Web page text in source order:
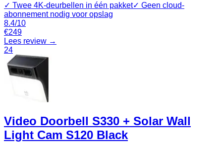
✓ Twee 4K-deurbellen in één pakket✓ Geen cloud-
abonnement nodig voor opslag
8.4/10
€249
Lees review →
24
Video Doorbell S330 + Solar Wall
Light Cam S120 Black